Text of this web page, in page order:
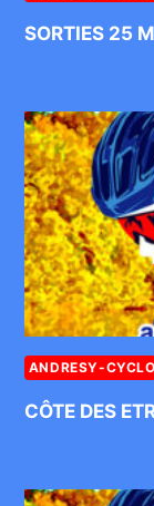
SORTIES 25
ANDRESY-CYCLO
CÔTE DES